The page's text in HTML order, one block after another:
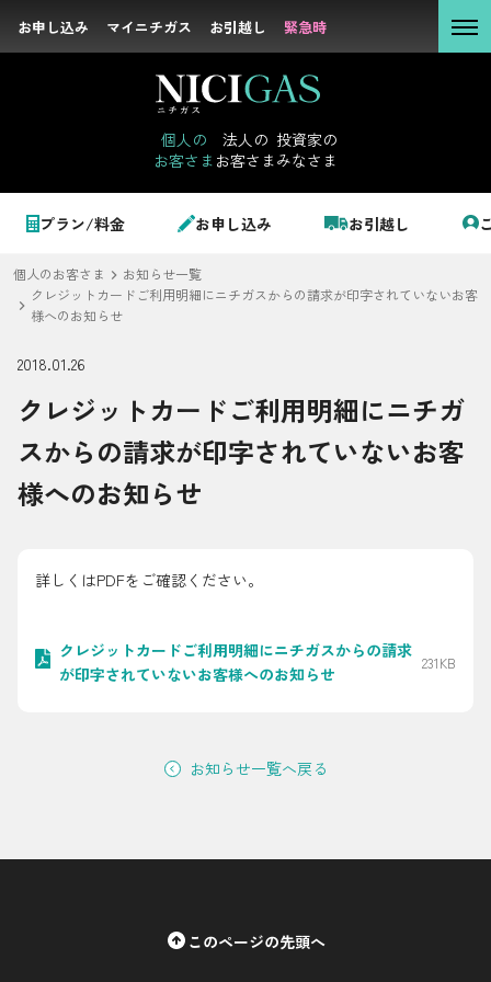
お申し込み マイニチガス お引越し 緊急時
個人の
お客さま
法人の
お客さま
投資家の
みなさま
プラン/料金 お申し込み お引越し
お申し込み マイニチガス お引越し 緊急時
個人のお客さま
LPガス＋でんき
でガ割のご案内
料金
シミュレーション
お申し込み一覧
料金
お客さま
ィ
企業情報
よくある質問
個人のお客さま
お知らせ一覧
クレジットカードご利用明細にニチガスからの請求が印字されていないお客
様へのお知らせ
2018.01.26
クレジットカードご利用明細にニチガ
スからの請求が印字されていないお客
様へのお知らせ
詳しくはPDFをご確認ください。
クレジットカードご利用明細にニチガスからの請求
が印字されていないお客様へのお知らせ
231KB
お知らせ一覧へ戻る
このページの先頭へ